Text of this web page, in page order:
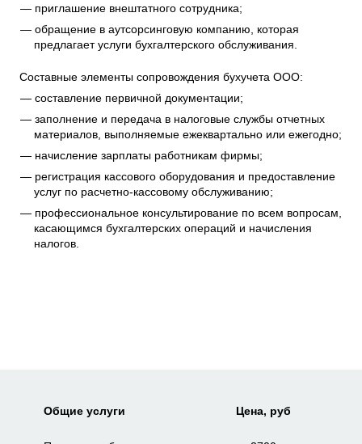
приглашение внештатного сотрудника;
обращение в аутсорсинговую компанию, которая
предлагает услуги бухгалтерского обслуживания.
Составные элементы сопровождения бухучета ООО:
составление первичной документации;
заполнение и передача в налоговые службы отчетных
материалов, выполняемые ежеквартально или ежегодно;
начисление зарплаты работникам фирмы;
регистрация кассового оборудования и предоставление
услуг по расчетно-кассовому обслуживанию;
профессиональное консультирование по всем вопросам,
касающимся бухгалтерских операций и начисления
налогов.
Общие услуги Цена, руб